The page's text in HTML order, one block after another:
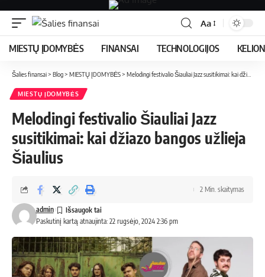
Aa
MIESTŲ ĮDOMYBĖS FINANSAI TECHNOLOGIJOS
Šalies finansai> Blog> MIESTŲ ĮDOMYBĖS> Melodingi festivalio Šiauliai Jazz susitikimai: kai džiazo bangos užlieja Šiaulius
MIESTŲ ĮDOMYBĖS
Melodingi festivalio Šiauliai Jazz
susitikimai: kai džiazo bangos užlieja
Šiaulius
Paskutinį kartą atnaujinta: 22 rugsėjo, 2024 2:36 pm
admin
2 Min. skaitymas